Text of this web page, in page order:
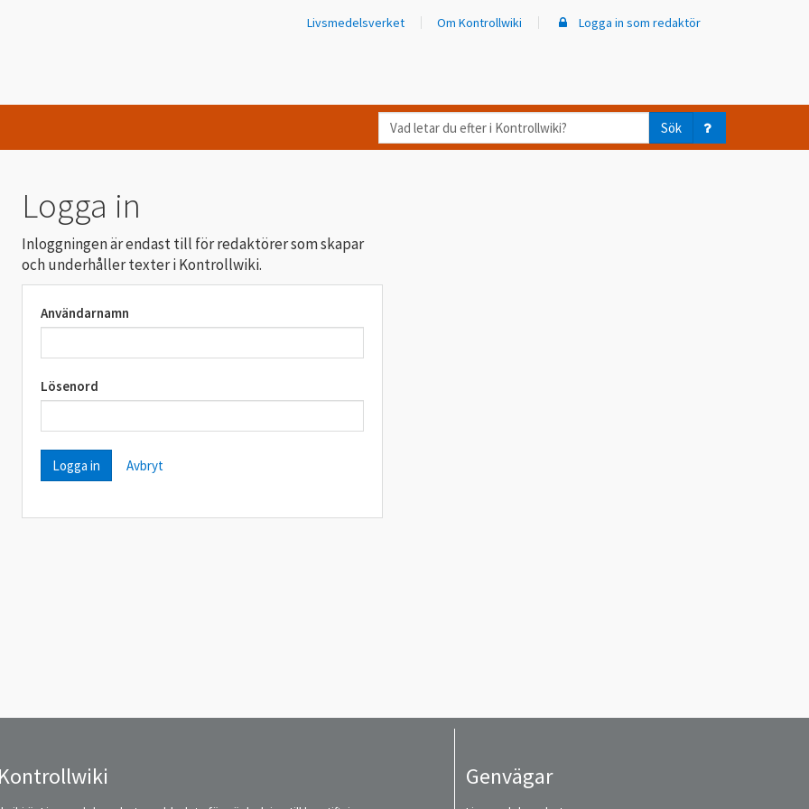
Livsmedelsverket Om Kontrollwiki Logga in som redaktör
Vad
letar
Sök
Logga in
Inloggningen är endast till för redaktörer som skapar
och underhåller texter i Kontrollwiki.
Användarnamn
Lösenord
Avbryt
Genvägar